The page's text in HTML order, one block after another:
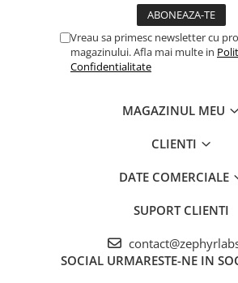
Vreau sa primesc newsletter cu
magazinului. Afla mai multe in
Confidentialitate
MAGAZINUL MEU
CLIENTI
DATE COMERCIALE
SUPORT CLIENTI
SOCIAL URMARESTE-NE IN